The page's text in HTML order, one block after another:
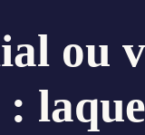
ou